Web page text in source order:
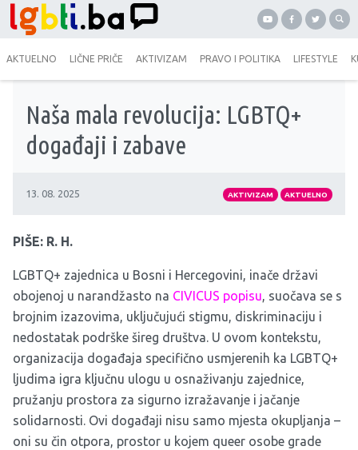
AKTUELNO LIČNE PRIČE AKTIVIZAM PRAVO I POLITIKA LIFESTYLE
Naša mala revolucija: LGBTQ+
događaji i zabave
13. 08. 2025 AKTIVIZAM AKTUELNO
PIŠE: R. H.
LGBTQ+ zajednica u Bosni i Hercegovini, inače državi
obojenoj u narandžasto na CIVICUS popisu, suočava se s
brojnim izazovima, uključujući stigmu, diskriminaciju i
nedostatak podrške šireg društva. U ovom kontekstu,
organizacija događaja specifično usmjerenih ka LGBTQ+
ljudima igra ključnu ulogu u osnaživanju zajednice,
pružanju prostora za sigurno izražavanje i jačanje
solidarnosti. Ovi događaji nisu samo mjesta okupljanja –
oni su čin otpora, prostor u kojem queer osobe grade